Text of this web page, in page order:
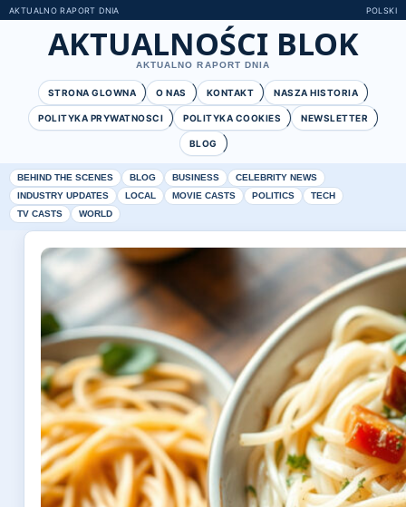
AKTUALNO RAPORT DNIA POLSKI
AKTUALNOŚCI BLOK
AKTUALNO RAPORT DNIA
STRONA GLOWNA O NAS KONTAKT NASZA HISTORIA
POLITYKA PRYWATNOSCI POLITYKA COOKIES NEWSLETTER
BLOG
BEHIND THE SCENES BLOG BUSINESS
CELEBRITY NEWS
INDUSTRY UPDATES
LOCAL MOVIE CASTS POLITICS
TECH
TV CASTS
WORLD